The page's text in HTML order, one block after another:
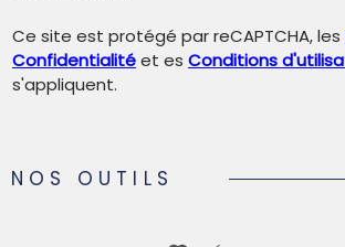
Ce site est protégé par reCAPTCHA, les
Confidentialitéet es Conditions
s'appliquent.
NOS OUTILS